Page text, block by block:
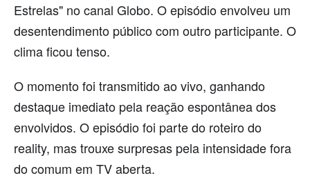
Estrelas" no canal Globo. O episódio envolveu um
desentendimento público com outro participante. O
clima ficou tenso.
O momento foi transmitido ao vivo, ganhando
destaque imediato pela reação espontânea dos
envolvidos. O episódio foi parte do roteiro do
reality, mas trouxe surpresas pela intensidade fora
do comum em TV aberta.